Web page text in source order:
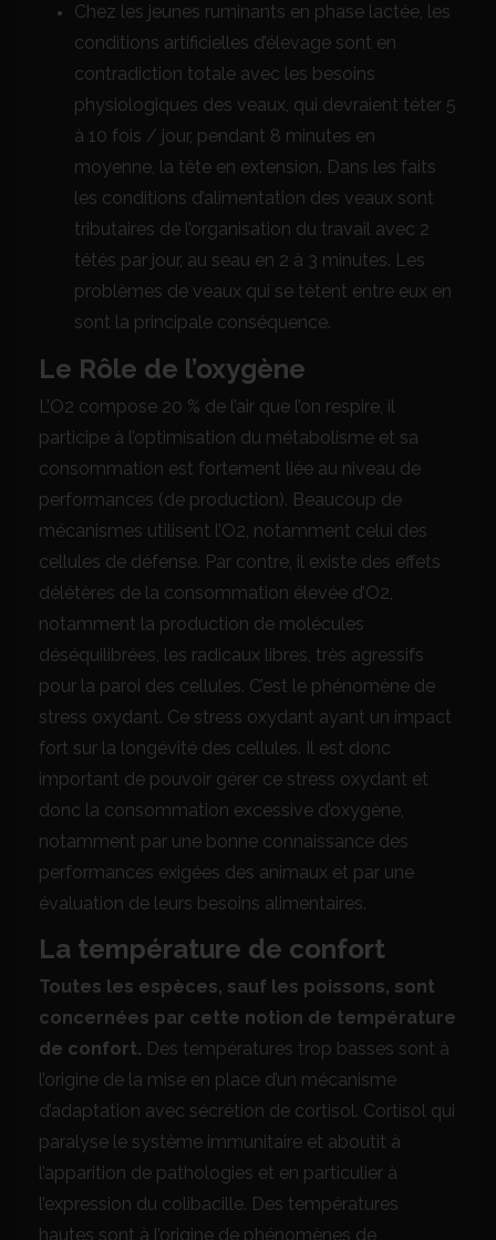
Chez les jeunes ruminants en phase lactée, les
conditions artificielles d’élevage sont en
contradiction totale avec les besoins
physiologiques des veaux, qui devraient téter 5
à 10 fois / jour, pendant 8 minutes en
moyenne, la tête en extension. Dans les faits
les conditions d’alimentation des veaux sont
tributaires de l’organisation du travail avec 2
tétés par jour, au seau en 2 à 3 minutes. Les
problèmes de veaux qui se tètent entre eux en
sont la principale conséquence.
Le Rôle de l’oxygène
L’O2 compose 20 % de l’air que l’on respire, il
participe à l’optimisation du métabolisme et sa
consommation est fortement liée au niveau de
performances (de production). Beaucoup de
mécanismes utilisent l’O2, notamment celui des
cellules de défense. Par contre, il existe des effets
délétères de la consommation élevée d’O2,
notamment la production de molécules
déséquilibrées, les radicaux libres, très agressifs
pour la paroi des cellules. C’est le phénomène de
stress oxydant. Ce stress oxydant ayant un impact
fort sur la longévité des cellules. Il est donc
important de pouvoir gérer ce stress oxydant et
donc la consommation excessive d’oxygène,
notamment par une bonne connaissance des
performances exigées des animaux et par une
évaluation de leurs besoins alimentaires.
La température de confort
Toutes les espèces, sauf les poissons, sont
concernées par cette notion de température
de confort. Des températures trop basses sont à
l’origine de la mise en place d’un mécanisme
d’adaptation avec sécrétion de cortisol. Cortisol qui
paralyse le système immunitaire et aboutit à
l’apparition de pathologies et en particulier à
l’expression du colibacille. Des températures
hautes sont à l’origine de phénomènes de